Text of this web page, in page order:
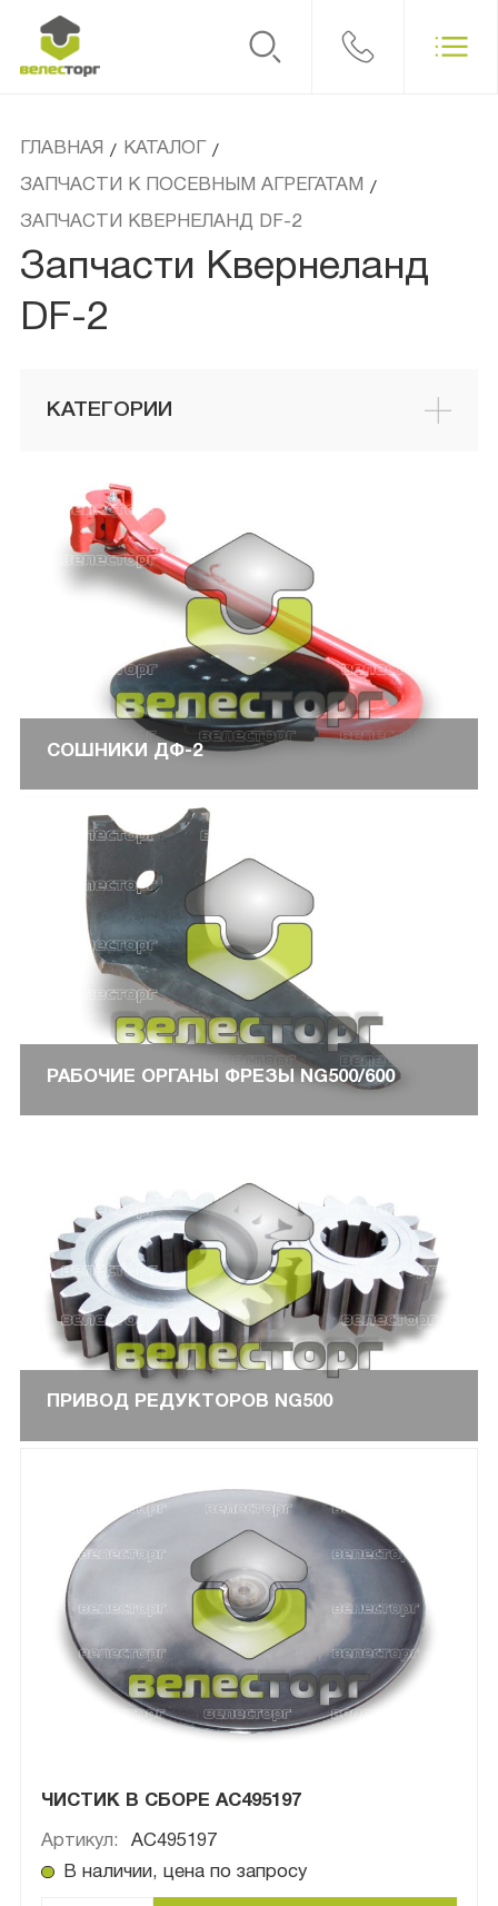
ГЛАВНАЯ / КАТАЛОГ
/
ЗАПЧАСТИ К ПОСЕВНЫМ АГРЕГАТАМ /
ЗАПЧАСТИ КВЕРНЕЛАНД DF-2
Запчасти Квернеланд
DF-2
КАТЕГОРИИ
СОШНИКИ ДФ-2
РАБОЧИЕ ОРГАНЫ ФРЕЗЫ NG500/600
ПРИВОД РЕДУКТОРОВ NG500
ЧИСТИК В СБОРЕ AC495197
Артикул:
AC495197
В наличии, цена по запросу